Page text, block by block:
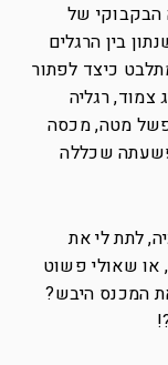
הבקבוקי של
בין הרגלים
כיצד לפתור
צמוד, רגליה
מטה, מכסה
שכללה
לתת לי את
או שאולי פשוט
המכנס היבש?